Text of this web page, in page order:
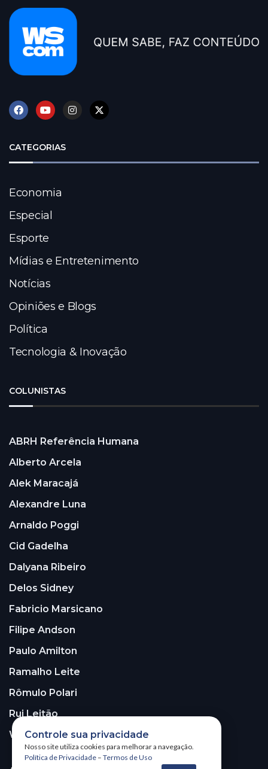
CATEGORIAS
Economia
Especial
Esporte
Mídias e Entretenimento
Notícias
Opiniões e Blogs
Política
Tecnologia & Inovação
COLUNISTAS
ABRH Referência Humana
Alberto Arcela
Alek Maracajá
Alexandre Luna
Arnaldo Poggi
Cid Gadelha
Dalyana Ribeiro
Delos Sidney
Fabricio Marsicano
Filipe Andson
Paulo Amilton
Ramalho Leite
Rômulo Polari
Rui Leitão
Walter Santos
Controle sua privacidade
Nosso site utiliza cookies para melhorar a navegação.
Política de Privacidade – Termos de Uso